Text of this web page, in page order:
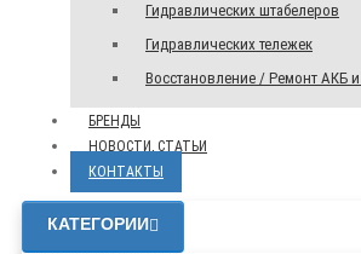
Гидравлических штабелеров
Гидравлических тележек
Восстановление / Ремонт АКБ
БРЕНДЫ
НОВОСТИ, СТАТЬИ
КОНТАКТЫ
КАТЕГОРИИ